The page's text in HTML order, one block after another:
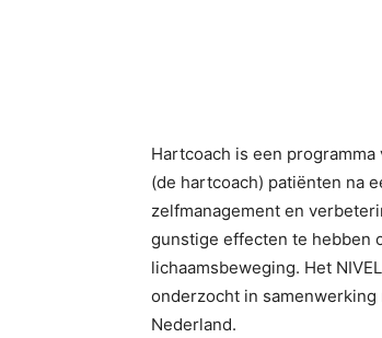
Hartcoach is een
(de hartcoach) patiënten na
zelfmanagement en
gunstige effecten te hebben
lichaamsbeweging. Het
onderzocht in
Nederland.